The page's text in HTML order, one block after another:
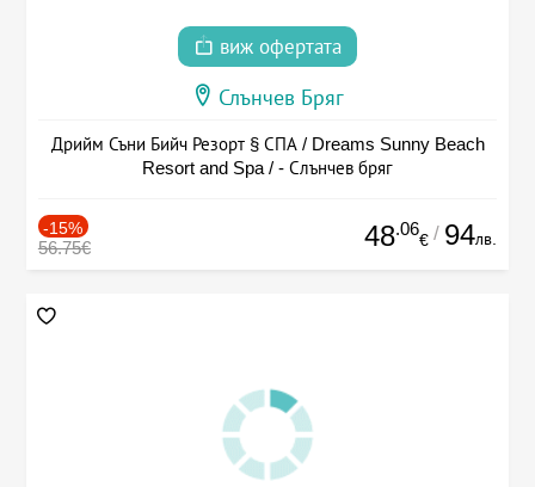
виж офертата
Слънчев Бряг
Дрийм Съни Бийч Резорт § СПА / Dreams Sunny Beach
Resort and Spa / - Слънчев бряг
-15%
56.75€ 48.06
€ / 94лв.